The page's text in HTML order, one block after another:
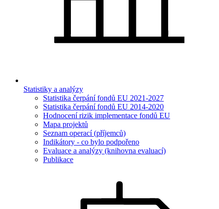
Statistiky a analýzy
Statistika čerpání fondů EU 2021-2027
Statistika čerpání fondů EU 2014-2020
Hodnocení rizik implementace fondů EU
Mapa projektů
Seznam operací (příjemců)
Indikátory - co bylo podpořeno
Evaluace a analýzy (knihovna evaluací)
Publikace